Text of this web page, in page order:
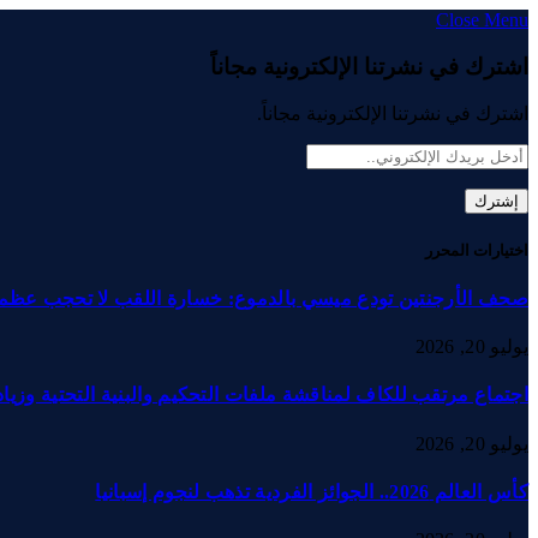
Close Menu
اشترك في نشرتنا الإلكترونية مجاناً
اشترك في نشرتنا الإلكترونية مجاناً.
اختيارات المحرر
صحف الأرجنتين تودع ميسي بالدموع: خسارة اللقب لا تحجب
يوليو 20, 2026
اجتماع مرتقب للكاف لمناقشة ملفات التحكيم والبنية التحتية
يوليو 20, 2026
كأس العالم 2026.. الجوائز الفردية تذهب لنجوم إسبانيا